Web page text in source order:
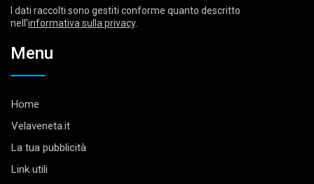
I dati raccolti sono gestiti conforme quanto descritto
nell’informativa sulla privacy.
Menu
Home
Velaveneta.it
La tua pubblicità
Link utili